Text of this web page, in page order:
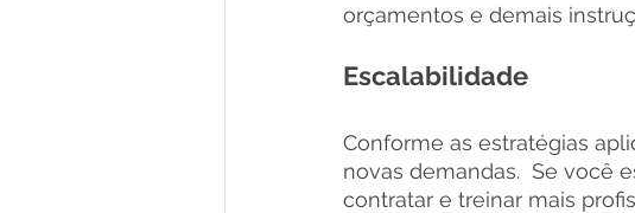
orçamentos e demais
Escalabilidade
Conforme as estratégias
novas demandas.  Se você
contratar e treinar mais